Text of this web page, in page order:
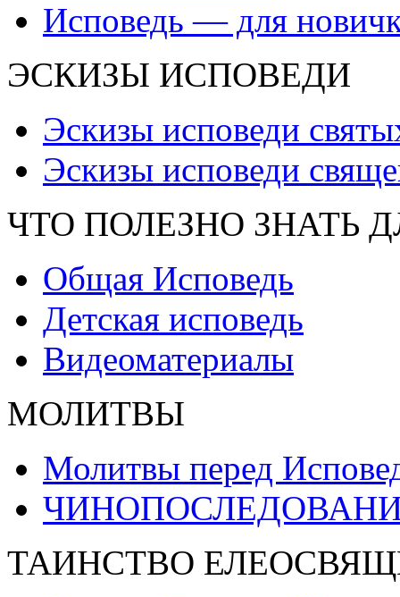
Исповедь — для
ЭСКИЗЫ ИСПОВЕДИ
Эскизы исповеди
Эскизы исповеди
ЧТО ПОЛЕЗНО ЗНАТЬ
Общая Исповедь
Детская исповедь
Видеоматериалы
МОЛИТВЫ
Молитвы перед
ТАИНСТВО